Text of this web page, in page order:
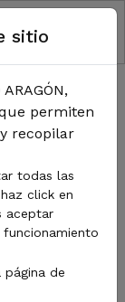
DE
eventos,
y
contenido y
sitio
permiten
recopilar
todas las
click en
aceptar
de